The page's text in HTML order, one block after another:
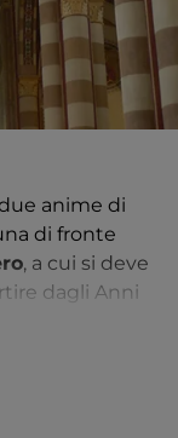
anime di
di fronte
, a cui si deve
dagli Anni
Sulla